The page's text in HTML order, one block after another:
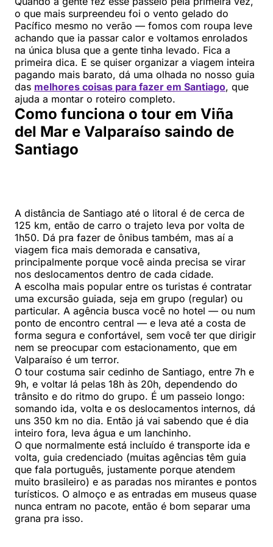
o que mais surpreendeu foi o vento gelado do
Pacífico mesmo no verão — fomos com roupa leve
achando que ia passar calor e voltamos enrolados
na única blusa que a gente tinha levado. Fica a
primeira dica. E se quiser organizar a viagem inteira
pagando mais barato, dá uma olhada no nosso guia
das melhores coisas para fazer em Santiago, que
ajuda a montar o roteiro completo.
Como funciona o tour em Viña
del Mar e Valparaíso saindo de
Santiago
A distância de Santiago até o litoral é de cerca de
125 km, então de carro o trajeto leva por volta de
1h50. Dá pra fazer de ônibus também, mas aí a
viagem fica mais demorada e cansativa,
principalmente porque você ainda precisa se virar
nos deslocamentos dentro de cada cidade.
A escolha mais popular entre os turistas é contratar
uma excursão guiada, seja em grupo (regular) ou
particular. A agência busca você no hotel — ou num
ponto de encontro central — e leva até a costa de
forma segura e confortável, sem você ter que dirigir
nem se preocupar com estacionamento, que em
Valparaíso é um terror.
O tour costuma sair cedinho de Santiago, entre 7h e
9h, e voltar lá pelas 18h às 20h, dependendo do
trânsito e do ritmo do grupo. É um passeio longo:
somando ida, volta e os deslocamentos internos, dá
uns 350 km no dia. Então já vai sabendo que é dia
inteiro fora, leva água e um lanchinho.
O que normalmente está incluído é transporte ida e
volta, guia credenciado (muitas agências têm guia
que fala português, justamente porque atendem
muito brasileiro) e as paradas nos mirantes e pontos
turísticos. O almoço e as entradas em museus quase
nunca entram no pacote, então é bom separar uma
grana pra isso.